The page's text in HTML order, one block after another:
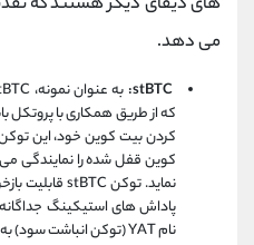
می‌ دهد.
stBTC: به عنوان نمونه، stBTC یک توکن لیکویید
که از طریق همکاری با پروتکل
کردن بیت ‌کوین خود، این
کوین قفل‌ شده را نمایندگی
پاداش‌ های استیکینگ
نام YAT (توکن انباشت سود) به کاربران تعلق می‌ گیرد.